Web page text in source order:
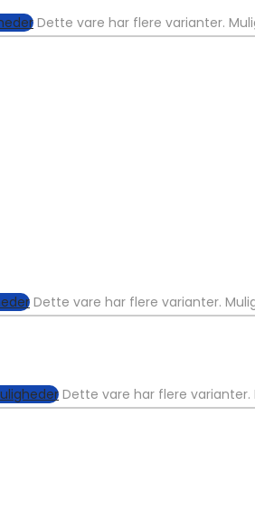
Dette vare har flere varianter.
Dette vare har flere varianter.
Dette vare har flere